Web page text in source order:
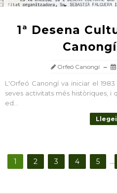
1ª Desena
Orfeó Canongí
L'Orfeó Canongí va iniciar el
seves activitats més històriques, i
ed...
1 2 3 4 5 ...